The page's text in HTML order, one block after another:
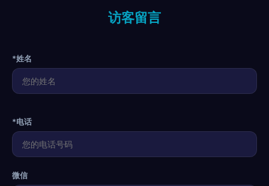
访客留言
*姓名
*电话
微信